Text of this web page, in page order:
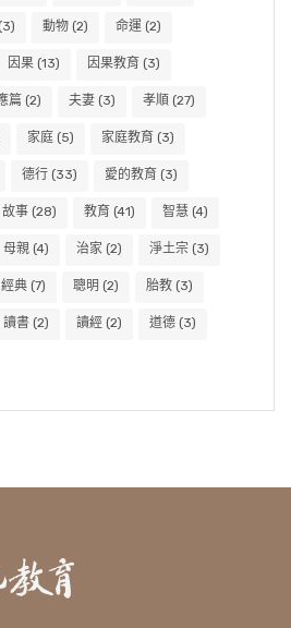
動物 (2) 命運 (2)
因果 (13) 因果教育 (3)
篇 (2) 夫妻 (3) 孝順 (27)
家庭 (5) 家庭教育 (3)
德行 (33) 愛的教育 (3)
故事 (28) 教育 (41) 智慧 (4)
母親 (4) 治家 (2) 淨土宗 (3)
經典 (7) 聰明 (2) 胎教 (3)
讀書 (2) 讀經 (2) 道德 (3)